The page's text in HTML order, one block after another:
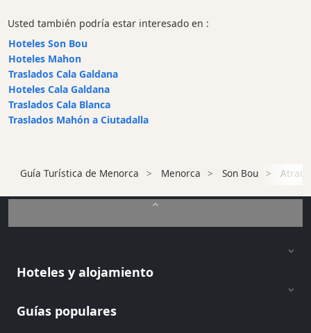
acuático
Restaurante
Excursion
en
barco
Café
Bebidas
Música
Discoteca
Usted también podría estar interesado en :
Hoteles Son Bou
Hoteles Mahon
Traslados Cala Galdana
Hoteles Cala Galdana
Traslados Cala Blanca
Traslados Mahón a Ciutadalla
Guía Turística de Menorca Menorca Son Bou
Hoteles y alojamiento
Guías populares